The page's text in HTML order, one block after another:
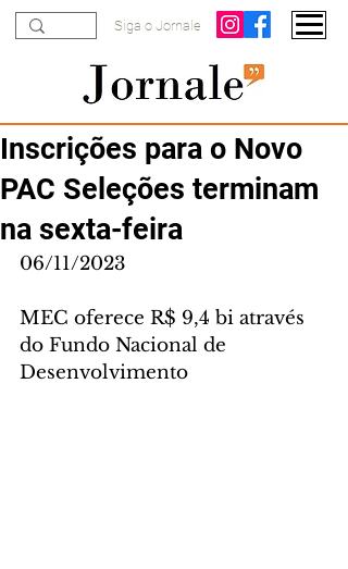
Siga o Jornale
Inscrições para o Novo
PAC Seleções terminam
na sexta-feira
06/11/2023
MEC oferece R$ 9,4 bi através
do Fundo Nacional de
Desenvolvimento